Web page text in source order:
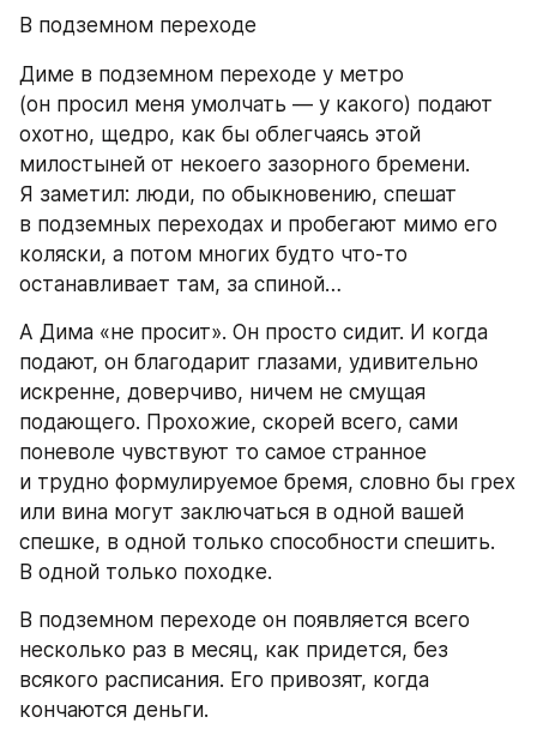
В подземном переходе
Диме в подземном переходе у метро
(он просил меня умолчать — у какого) подают
охотно, щедро, как бы облегчаясь этой
милостыней от некоего зазорного бремени.
Я заметил: люди, по обыкновению, спешат
в подземных переходах и пробегают мимо его
коляски, а потом многих будто что-то
останавливает там, за спиной…
А Дима «не просит». Он просто сидит. И когда
подают, он благодарит глазами, удивительно
искренне, доверчиво, ничем не смущая
подающего. Прохожие, скорей всего, сами
поневоле чувствуют то самое странное
и трудно формулируемое бремя, словно бы грех
или вина могут заключаться в одной вашей
спешке, в одной только способности спешить.
В одной только походке.
В подземном переходе он появляется всего
несколько раз в месяц, как придется, без
всякого расписания. Его привозят, когда
кончаются деньги.